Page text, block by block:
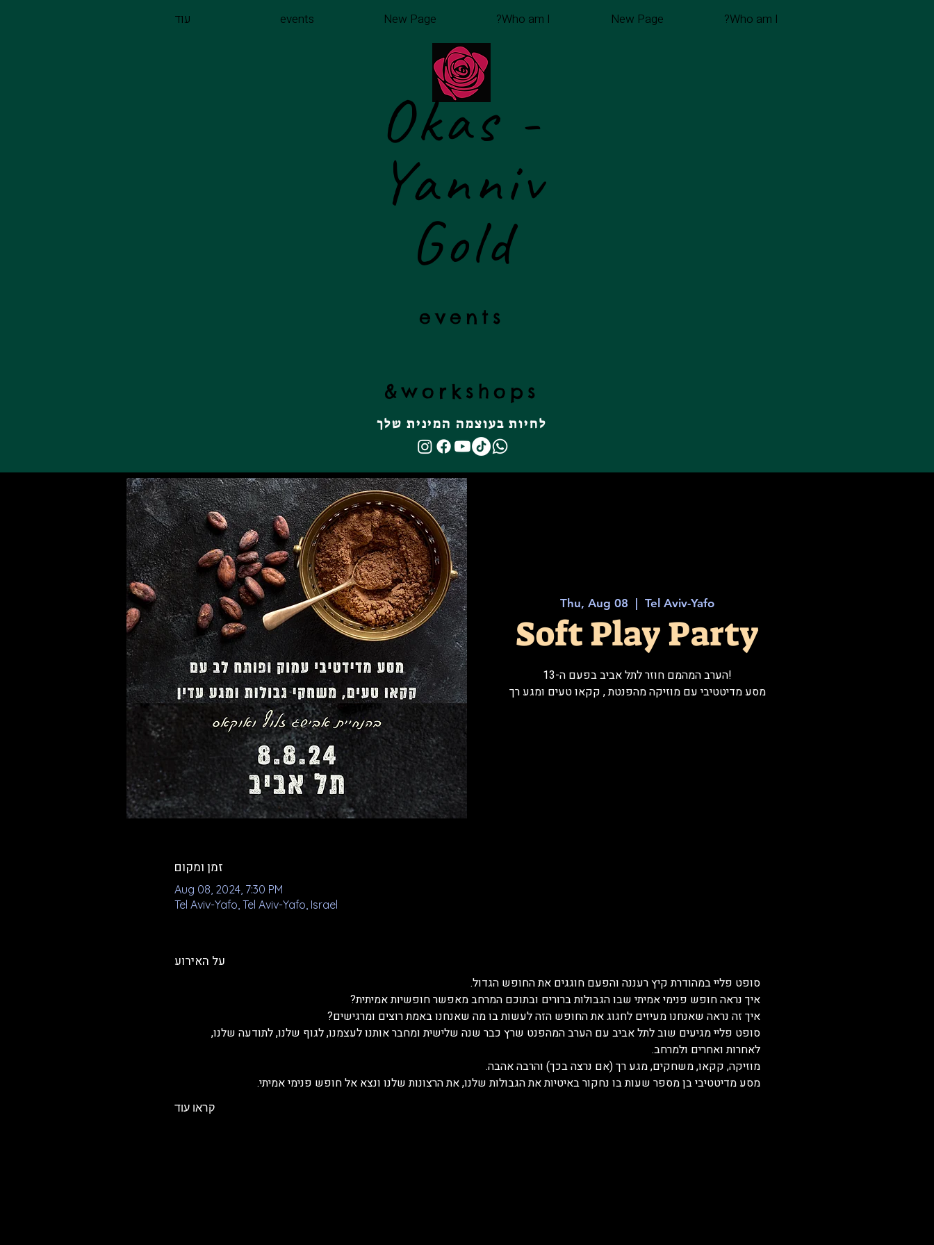
Who am I?
New Page
Who am I?
New Page
events עוד
Okas -
Yanniv
Gold
events
&workshops
לחיות בעוצמה המינית שלך
Thu, Aug 08 Tel Aviv-Yafo
Soft Play Party
הערב המהמם חוזר לתל אביב בפעם ה-13!
מסע מדיטטיבי עם מוזיקה מהפנטת , קקאו טעים ומגע רך
זמן ומקום
Aug 08, 2024, 7:30 PM
Tel Aviv-Yafo, Tel Aviv-Yafo, Israel
על האירוע
סופט פליי במהודרת קיץ רעננה והפעם חוגגים את החופש הגדול.
איך נראה חופש פנימי אמיתי שבו הגבולות ברורים ובתוכם המרחב מאפשר חופשיות אמיתית?
איך זה נראה שאנחנו מעיזים לחגוג את החופש הזה לעשות בו מה שאנחנו באמת רוצים ומרגישים?
סופט פליי מגיעים שוב לתל אביב עם הערב המהפנט שרץ כבר שנה שלישית ומחבר אותנו לעצמנו, לגוף שלנו, לתודעה שלנו,
לאחרות ואחרים ולמרחב.
מוזיקה, קקאו, משחקים, מגע רך (אם נרצה בכך) והרבה אהבה.
מסע מדיטטיבי בן מספר שעות בו נחקור באיטיות את הגבולות שלנו, את הרצונות שלנו ונצא אל חופש פנימי אמיתי.
קראו עוד